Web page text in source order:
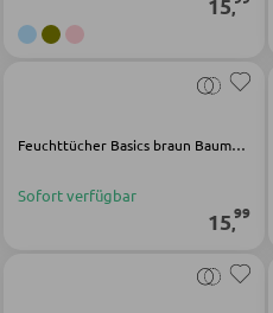
Couchtische
SESSEL
Polstersessel
Ohrensessel
15,
Feuchttücher Basics braun Baumwolle
Sofort verfügbar
15,99